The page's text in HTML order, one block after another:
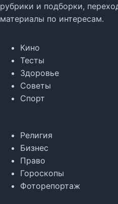
рубрики и подборки,
материалы по интересам.
Кино
Тесты
Здоровье
Советы
Спорт
Религия
Бизнес
Право
Гороскопы
Фоторепортаж